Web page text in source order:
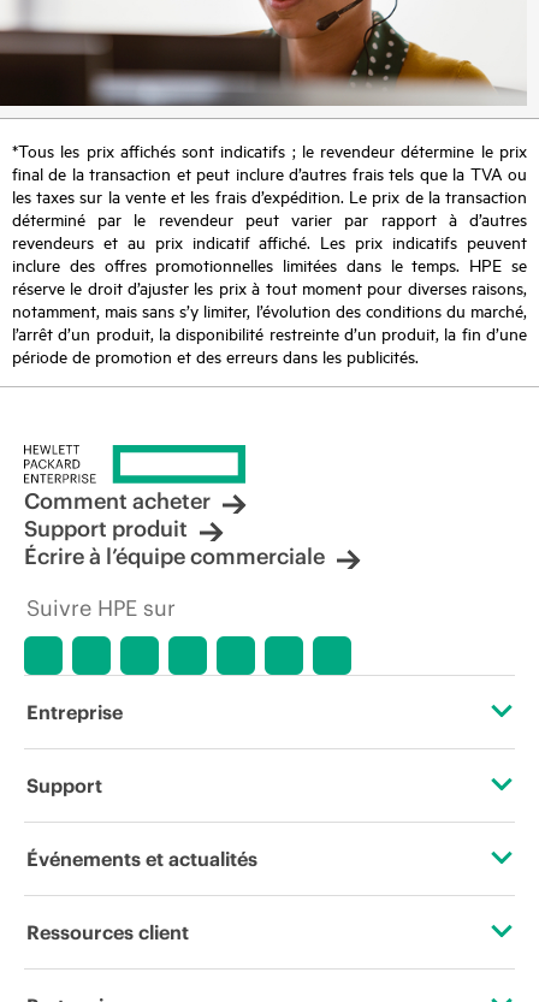
*Tous les prix affichés sont indicatifs ; le revendeur détermine le prix
final de la transaction et peut inclure d’autres frais tels que la TVA ou
les taxes sur la vente et les frais d’expédition. Le prix de la transaction
déterminé par le revendeur peut varier par rapport à d’autres
revendeurs et au prix indicatif affiché. Les prix indicatifs peuvent
inclure des offres promotionnelles limitées dans le temps. HPE se
réserve le droit d’ajuster les prix à tout moment pour diverses raisons,
notamment, mais sans s’y limiter, l’évolution des conditions du marché,
l’arrêt d’un produit, la disponibilité restreinte d’un produit, la fin d’une
période de promotion et des erreurs dans les publicités.
Comment acheter
Support produit
Écrire à l’équipe commerciale
Suivre HPE sur
Entreprise
À propos de HPE
Responsabilité d’entreprise
Support
Services d’assistance opérationnelle (OSS)
Événements et actualités
Événements
Ressources client
Nous contacter